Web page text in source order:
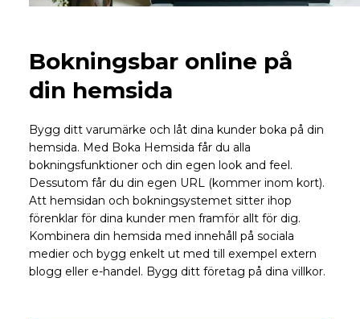
Bokningsbar online på
din hemsida
Bygg ditt varumärke och låt dina kunder boka på din
hemsida. Med Boka Hemsida får du alla
bokningsfunktioner och din egen look and feel.
Dessutom får du din egen URL (kommer inom kort).
Att hemsidan och bokningsystemet sitter ihop
förenklar för dina kunder men framför allt för dig.
Kombinera din hemsida med innehåll på sociala
medier och bygg enkelt ut med till exempel extern
blogg eller e-handel. Bygg ditt företag på dina villkor.